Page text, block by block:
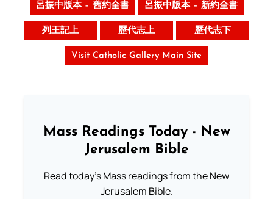
呂振中版本 – 舊約全書 呂振中版本 – 新約全書
列王記上 歷代志上 歷代志下
Visit Catholic Gallery Main Site
Mass Readings Today - New
Jerusalem Bible
Read today's Mass readings from the New
Jerusalem Bible.